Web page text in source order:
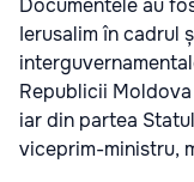
Documentele au
Ierusalim în cadrul
Republicii
iar din partea
viceprim-ministru,